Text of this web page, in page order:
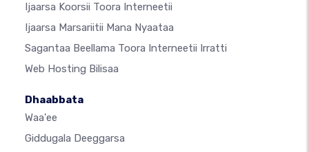
Ijaarsa Koorsii Toora Interneetii
Ijaarsa Marsariitii Mana Nyaataa
Sagantaa Beellama Toora Interneetii Irratti
Web Hosting Bilisaa
Dhaabbata
Waa'ee
Giddugala Deeggarsa